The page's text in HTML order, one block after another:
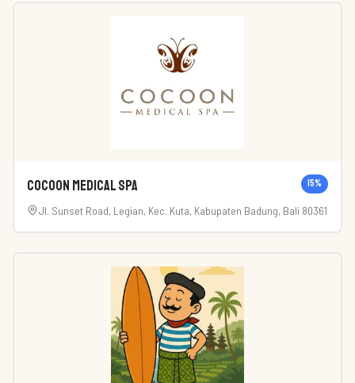
Cocoon Medical Spa 15%
Jl. Sunset Road, Legian, Kec. Kuta, Kabupaten Badung, Bali 80361